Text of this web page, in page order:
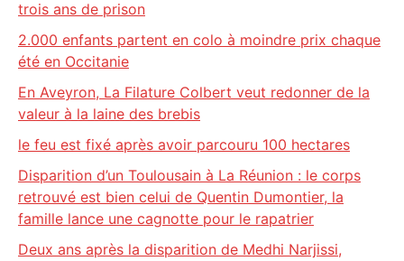
trois ans de prison
2.000 enfants partent en colo à moindre prix chaque
été en Occitanie
En Aveyron, La Filature Colbert veut redonner de la
valeur à la laine des brebis
le feu est fixé après avoir parcouru 100 hectares
Disparition d’un Toulousain à La Réunion : le corps
retrouvé est bien celui de Quentin Dumontier, la
famille lance une cagnotte pour le rapatrier
Deux ans après la disparition de Medhi Narjissi,